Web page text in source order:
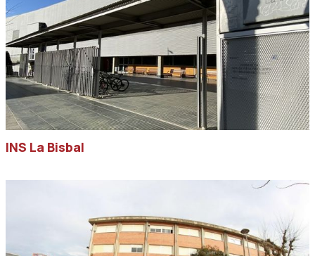
INS La Bisbal